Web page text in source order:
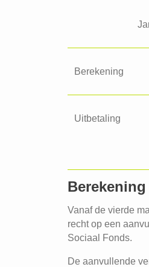
Berekening
Uitbetaling
Berekening
Vanaf de vierde
recht op een
Sociaal Fonds.
De aanvullende